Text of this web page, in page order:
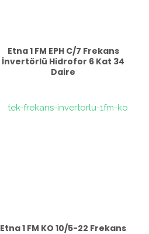
Etna 1 FM EPH C/7 Frekans
İnvertörlü Hidrofor 6 Kat 34
Daire
Etna 1 FM KO 10/5-22 Frekans